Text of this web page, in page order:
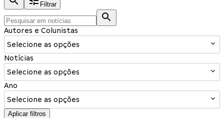
Filtrar
Autores e Colunistas
Selecione as opções
Notícias
Selecione as opções
Ano
Selecione as opções
Aplicar filtros